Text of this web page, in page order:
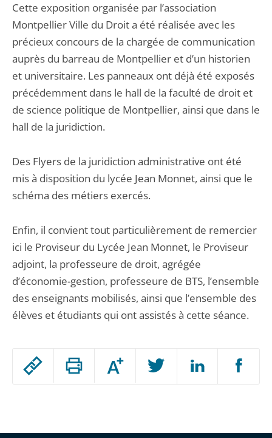
Passer
Augmenter
ou
Cette exposition organisée par l’association
Montpellier Ville du Droit a été réalisée avec les
précieux concours de la chargée de communication
auprès du barreau de Montpellier et d’un historien
et universitaire. Les panneaux ont déjà été exposés
précédemment dans le hall de la faculté de droit et
de science politique de Montpellier, ainsi que dans le
hall de la juridiction.
Des Flyers de la juridiction administrative ont été
mis à disposition du lycée Jean Monnet, ainsi que le
schéma des métiers exercés.
Enfin, il convient tout particulièrement de remercier
ici le Proviseur du Lycée Jean Monnet, le Proviseur
adjoint, la professeure de droit, agrégée
d’économie-gestion, professeure de BTS, l’ensemble
des enseignants mobilisés, ainsi que l’ensemble des
élèves et étudiants qui ont assistés à cette séance.